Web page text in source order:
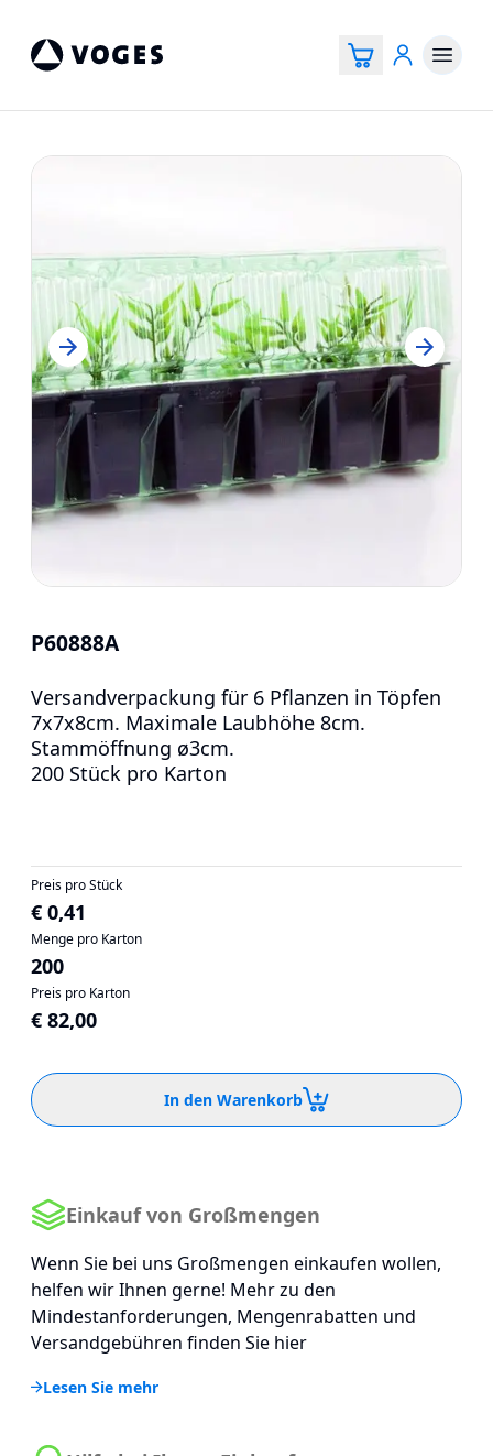
P60888A
Versandverpackung für 6 Pflanzen in Töpfen
7x7x8cm. Maximale Laubhöhe 8cm.
Stammöffnung ø3cm.
200 Stück pro Karton
Preis pro Stück
€ 0,41
Menge pro Karton
200
Preis pro Karton
€ 82,00
In den Warenkorb
Einkauf von Großmengen
Wenn Sie bei uns Großmengen einkaufen wollen,
helfen wir Ihnen gerne! Mehr zu den
Mindestanforderungen, Mengenrabatten und
Versandgebühren finden Sie hier
Lesen Sie mehr